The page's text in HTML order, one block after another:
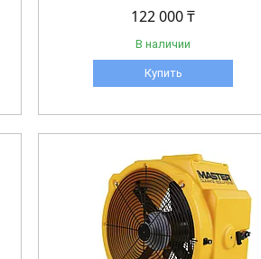
122 000 ₸
В наличии
Купить